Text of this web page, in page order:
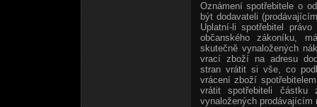
Oznámení spotřebitele o
být dodavateli
Uplatní-li spotřebitel
občanského zákoníku,
skutečně vynaložených
vrací zboží na adresu
stran vrátit si vše, co
vrácení zboží
vrátit spotřebiteli částku
vynaložených prodávajícím